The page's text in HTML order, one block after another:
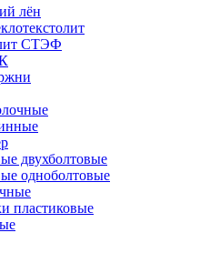
лён
СТЭФ
двухболтовые
одноболтовые
пластиковые